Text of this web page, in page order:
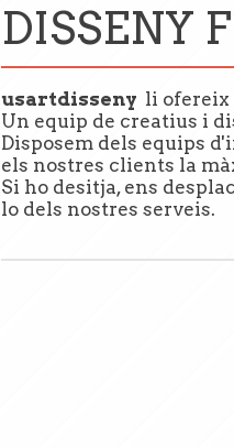
DISSENY
usartdisseny li ofereix
Un equip de creatius i
Disposem dels equips
els nostres clients la
Si ho desitja, ens
lo dels nostres serveis.